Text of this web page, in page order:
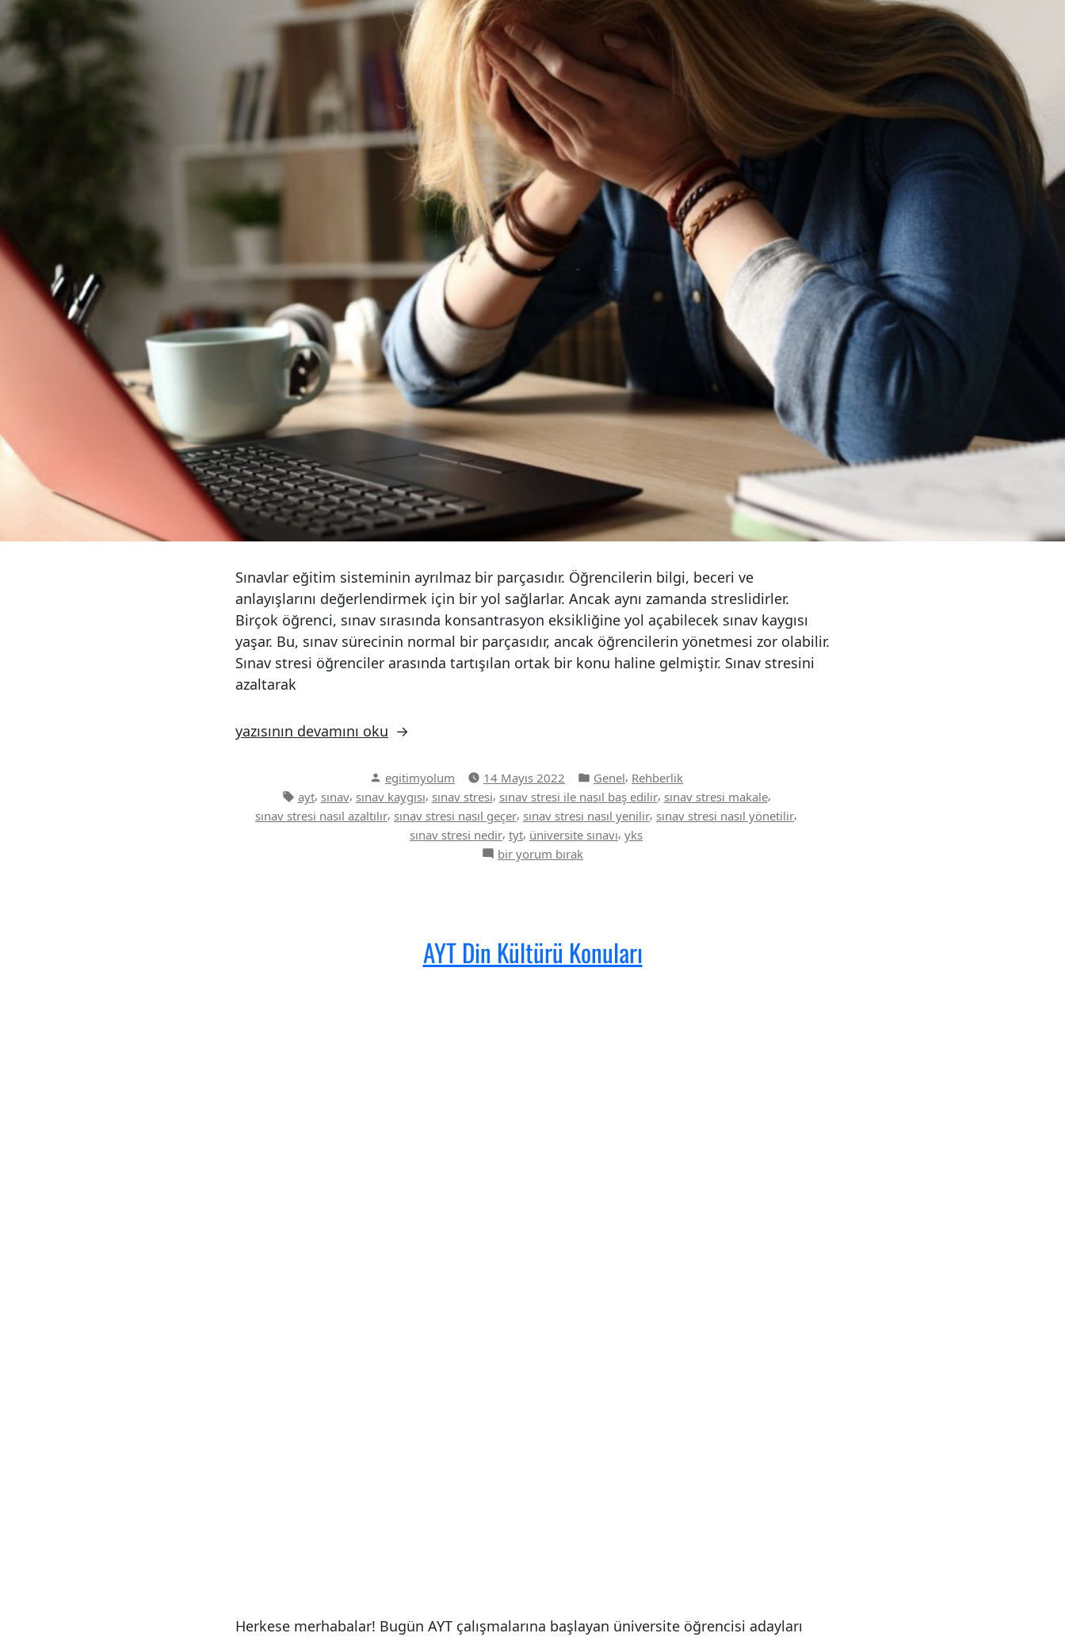
Sınavlar eğitim sisteminin ayrılmaz bir parçasıdır. Öğrencilerin bilgi, beceri ve
anlayışlarını değerlendirmek için bir yol sağlarlar. Ancak aynı zamanda streslidirler.
Birçok öğrenci, sınav sırasında konsantrasyon eksikliğine yol açabilecek sınav kaygısı
yaşar. Bu, sınav sürecinin normal bir parçasıdır, ancak öğrencilerin yönetmesi zor olabilir.
Sınav stresi öğrenciler arasında tartışılan ortak bir konu haline gelmiştir. Sınav stresini
azaltarak
“Sınav
Azaltılır?”
yazısının devamını oku
Yazan:
egitimyolum 14 Mayıs 2022
Yazı
kategorisi
Genel, Rehberlik
Etiketler:
ayt, sınav, sınav kaygısı, sınav stresi, sınav stresi ile nasıl baş edilir, sınav stresi makale,
sınav stresi nasıl azaltılır, sınav stresi nasıl geçer, sınav stresi nasıl yenilir, sınav stresi nasıl yönetilir,
sınav stresi nedir, tyt, üniversite sınavı, yks
Sınav
bir yorum bırak
AYT Din Kültürü Konuları
Herkese merhabalar! Bugün AYT çalışmalarına başlayan üniversite öğrencisi adayları